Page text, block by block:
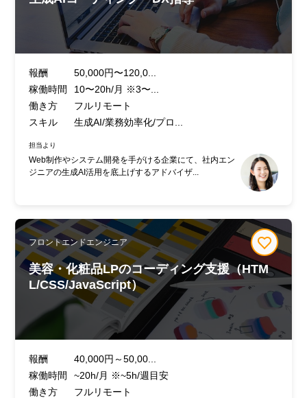
報酬
50,000円〜120,0...
稼働時間
10〜20h/月 ※3〜...
働き方
フルリモート
スキル
生成AI/業務効率化/プロ...
担当より
Web制作やシステム開発を手がける企業にて、社内エン
ジニアの生成AI活用を底上げするアドバイザ...
フロントエンドエンジニア
美容・化粧品LPのコーディング支援（HTM
L/CSS/JavaScript）
報酬
40,000円～50,00...
稼働時間
~20h/月 ※~5h/週目安
働き方
フルリモート